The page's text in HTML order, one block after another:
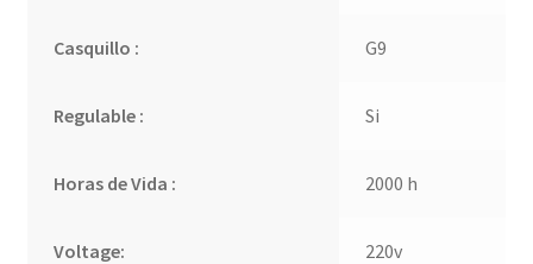
Casquillo : G9
Regulable : Si
Horas de Vida : 2000 h
Voltage: 220v